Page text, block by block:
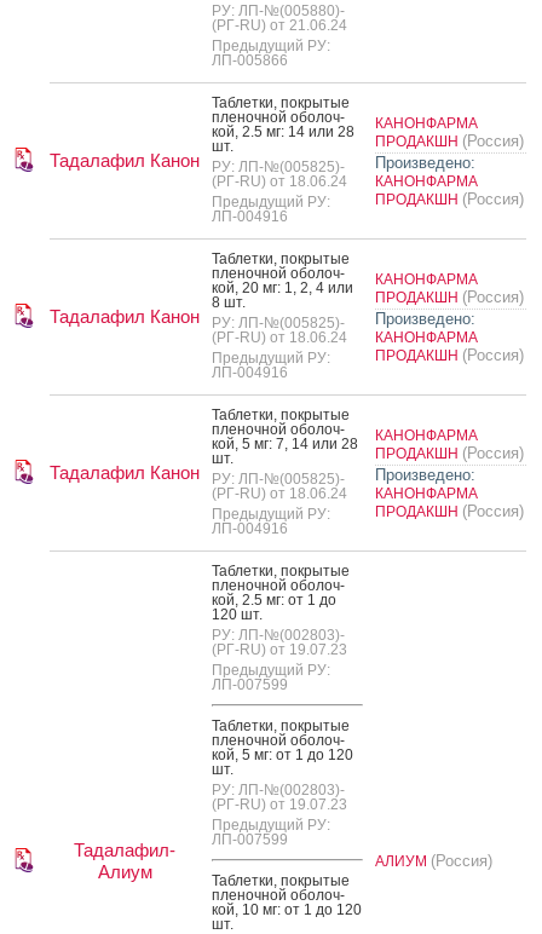
РУ: ЛП-№(005880)-
(РГ-RU) от 21.06.24
Предыдущий РУ:
ЛП-005866
Тадалафил Канон
Таб­летки, пок­ры­тые
пле­ноч­ной обо­лоч­
кой, 2.5 мг: 14 или 28
шт.
РУ: ЛП-№(005825)-
(РГ-RU) от 18.06.24
Предыдущий РУ:
ЛП-004916
КАНОНФАРМА
ПРОДАКШН (Россия)
Произведено:
КАНОНФАРМА
ПРОДАКШН (Россия)
Тадалафил Канон
Таб­летки, пок­ры­тые
пле­ноч­ной обо­лоч­
кой, 20 мг: 1, 2, 4 или
8 шт.
РУ: ЛП-№(005825)-
(РГ-RU) от 18.06.24
Предыдущий РУ:
ЛП-004916
КАНОНФАРМА
ПРОДАКШН (Россия)
Произведено:
КАНОНФАРМА
ПРОДАКШН (Россия)
Тадалафил Канон
Таб­летки, пок­ры­тые
пле­ноч­ной обо­лоч­
кой, 5 мг: 7, 14 или 28
шт.
РУ: ЛП-№(005825)-
(РГ-RU) от 18.06.24
Предыдущий РУ:
ЛП-004916
КАНОНФАРМА
ПРОДАКШН (Россия)
Произведено:
КАНОНФАРМА
ПРОДАКШН (Россия)
Тадалафил-
Алиум
Таб­летки, пок­ры­тые
пле­ноч­ной обо­лоч­
кой, 2.5 мг: от 1 до
120 шт.
РУ: ЛП-№(002803)-
(РГ-RU) от 19.07.23
Предыдущий РУ:
ЛП-007599
Таб­летки, пок­ры­тые
пле­ноч­ной обо­лоч­
кой, 5 мг: от 1 до 120
шт.
РУ: ЛП-№(002803)-
(РГ-RU) от 19.07.23
Предыдущий РУ:
ЛП-007599
Таб­летки, пок­ры­тые
пле­ноч­ной обо­лоч­
кой, 10 мг: от 1 до 120
шт.
АЛИУМ (Россия)